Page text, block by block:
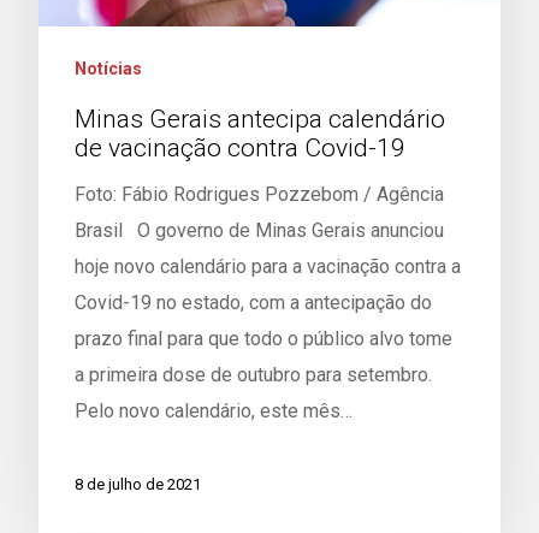
Notícias
Minas Gerais antecipa calendário
de vacinação contra Covid-19
Foto: Fábio Rodrigues Pozzebom / Agência
Brasil O governo de Minas Gerais anunciou
hoje novo calendário para a vacinação contra a
Covid-19 no estado, com a antecipação do
prazo final para que todo o público alvo tome
a primeira dose de outubro para setembro.
Pelo novo calendário, este mês…
8 de julho de 2021